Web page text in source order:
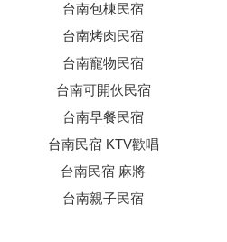
台南包棟民宿
台南烤肉民宿
台南寵物民宿
台南可開伙民宿
台南早餐民宿
台南民宿 KTV歡唱
台南民宿 麻將
台南親子民宿